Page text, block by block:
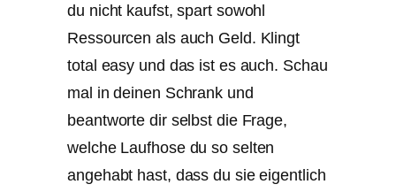
du nicht kaufst, spart sowohl
Ressourcen als auch Geld. Klingt
total easy und das ist es auch. Schau
mal in deinen Schrank und
beantworte dir selbst die Frage,
welche Laufhose du so selten
angehabt hast, dass du sie eigentlich